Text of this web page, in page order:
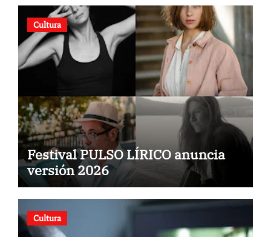
Cultura
Festival PULSO LÍRICO anuncia
versión 2026
Cultura